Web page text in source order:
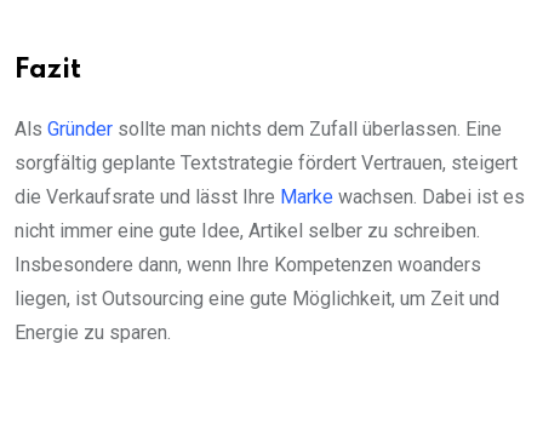
Fazit
Als Gründer sollte man nichts dem Zufall überlassen. Eine
sorgfältig geplante Textstrategie fördert Vertrauen, steigert
die Verkaufsrate und lässt Ihre Marke wachsen. Dabei ist es
nicht immer eine gute Idee, Artikel selber zu schreiben.
Insbesondere dann, wenn Ihre Kompetenzen woanders
liegen, ist Outsourcing eine gute Möglichkeit, um Zeit und
Energie zu sparen.